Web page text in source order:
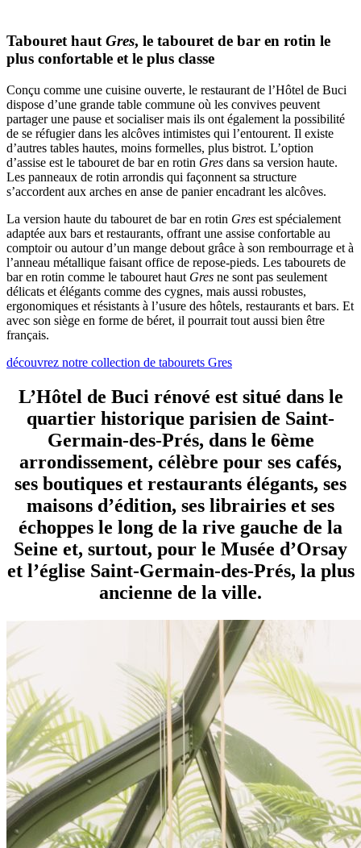
Tabouret haut Gres, le tabouret de bar en rotin le
plus confortable et le plus classe
Conçu comme une cuisine ouverte, le restaurant de l’Hôtel de Buci
dispose d’une grande table commune où les convives peuvent
partager une pause et socialiser mais ils ont également la possibilité
de se réfugier dans les alcôves intimistes qui l’entourent. Il existe
d’autres tables hautes, moins formelles, plus bistrot. L’option
d’assise est le tabouret de bar en rotin Gres dans sa version haute.
Les panneaux de rotin arrondis qui façonnent sa structure
s’accordent aux arches en anse de panier encadrant les alcôves.
La version haute du tabouret de bar en rotin Gres est spécialement
adaptée aux bars et restaurants, offrant une assise confortable au
comptoir ou autour d’un mange debout grâce à son rembourrage et à
l’anneau métallique faisant office de repose-pieds. Les tabourets de
bar en rotin comme le tabouret haut Gres ne sont pas seulement
délicats et élégants comme des cygnes, mais aussi robustes,
ergonomiques et résistants à l’usure des hôtels, restaurants et bars. Et
avec son siège en forme de béret, il pourrait tout aussi bien être
français.
découvrez notre collection de tabourets Gres
L’Hôtel de Buci rénové est situé dans le
quartier historique parisien de Saint-
Germain-des-Prés, dans le 6ème
arrondissement, célèbre pour ses cafés,
ses boutiques et restaurants élégants, ses
maisons d’édition, ses librairies et ses
échoppes le long de la rive gauche de la
Seine et, surtout, pour le Musée d’Orsay
et l’église Saint-Germain-des-Prés, la plus
ancienne de la ville.